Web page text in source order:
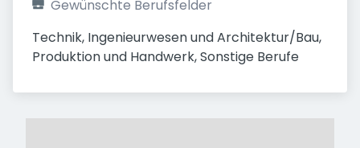
Gewünschte Berufsfelder
Technik, Ingenieurwesen und Architektur/Bau,
Produktion und Handwerk, Sonstige Berufe